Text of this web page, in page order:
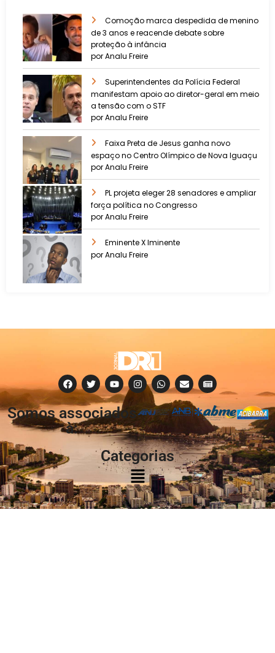
Comoção marca despedida de menino
de 3 anos e reacende debate sobre
proteção à infância
por Analu Freire
Superintendentes da Polícia Federal
manifestam apoio ao diretor-geral em meio
a tensão com o STF
por Analu Freire
Faixa Preta de Jesus ganha novo
espaço no Centro Olímpico de Nova Iguaçu
por Analu Freire
PL projeta eleger 28 senadores e ampliar
força política no Congresso
por Analu Freire
Eminente X Iminente
por Analu Freire
Somos associados
à:
Categorias